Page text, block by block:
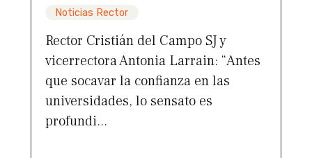
Noticias Rector
Rector Cristián del Campo SJ y
vicerrectora Antonia Larrain: “Antes
que socavar la confianza en las
universidades, lo sensato es
profundi...